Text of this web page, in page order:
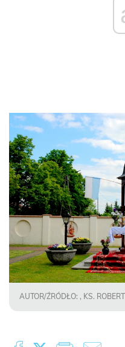
AUTOR/ŹRÓDŁO: , KS.